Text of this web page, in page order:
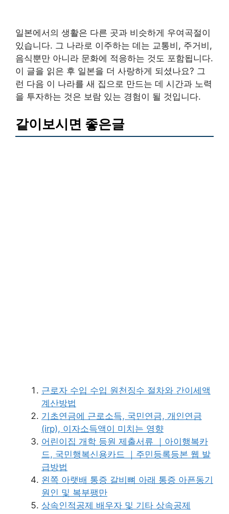
일본에서의 생활은 다른 곳과 비슷하게 우여곡절이
있습니다. 그 나라로 이주하는 데는 교통비, 주거비,
음식뿐만 아니라 문화에 적응하는 것도 포함됩니다.
이 글을 읽은 후 일본을 더 사랑하게 되셨나요? 그
런 다음 이 나라를 새 집으로 만드는 데 시간과 노력
을 투자하는 것은 보람 있는 경험이 될 것입니다.
같이보시면 좋은글
근로자 수입 수입 원천징수 절차와 간이세액
계산방법
기초연금에 근로소득, 국민연금, 개인연금
(irp), 이자소득액이 미치는 영향
어린이집 개학 등원 제출서류 ｜아이행복카
드, 국민행복신용카드 ｜주민등록등본 웹 발
급방법
왼쪽 아랫배 통증 갈비뼈 아래 통증 아픈동기
원인 및 복부팽만
상속인적공제 배우자 및 기타 상속공제